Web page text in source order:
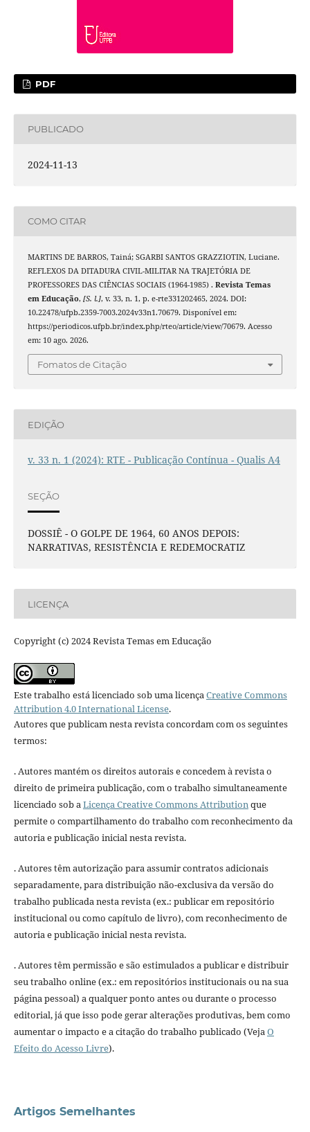
PDF
PUBLICADO
2024-11-13
COMO CITAR
MARTINS DE BARROS, Tainá; SGARBI SANTOS GRAZZIOTIN, Luciane.
REFLEXOS DA DITADURA CIVIL-MILITAR NA TRAJETÓRIA DE
PROFESSORES DAS CIÊNCIAS SOCIAIS (1964-1985) . Revista Temas
em Educação, [S. l.], v. 33, n. 1, p. e-rte331202465, 2024. DOI:
10.22478/ufpb.2359-7003.2024v33n1.70679. Disponível em:
https://periodicos.ufpb.br/index.php/rteo/article/view/70679. Acesso
em: 10 ago. 2026.
Fomatos de Citação
EDIÇÃO
v. 33 n. 1 (2024): RTE - Publicação Contínua - Qualis A4
SEÇÃO
DOSSIÊ - O GOLPE DE 1964, 60 ANOS DEPOIS:
NARRATIVAS, RESISTÊNCIA E REDEMOCRATIZ
LICENÇA
Copyright (c) 2024 Revista Temas em Educação
Este trabalho está licenciado sob uma licençaCreative Commons
Attribution 4.0 International License.
Autores que publicam nesta revista concordam com os seguintes
termos:
. Autores mantém os direitos autorais e concedem à revista o
direito de primeira publicação, com o trabalho simultaneamente
licenciado sob aLicença Creative Commons Attributionque
permite o compartilhamento do trabalho com reconhecimento da
autoria e publicação inicial nesta revista.
. Autores têm autorização para assumir contratos adicionais
separadamente, para distribuição não-exclusiva da versão do
trabalho publicada nesta revista (ex.: publicar em repositório
institucional ou como capítulo de livro), com reconhecimento de
autoria e publicação inicial nesta revista.
. Autores têm permissão e são estimulados a publicar e distribuir
seu trabalho online (ex.: em repositórios institucionais ou na sua
página pessoal) a qualquer ponto antes ou durante o processo
editorial, já que isso pode gerar alterações produtivas, bem como
aumentar o impacto e a citação do trabalho publicado (VejaO
Efeito do Acesso Livre).
Artigos Semelhantes